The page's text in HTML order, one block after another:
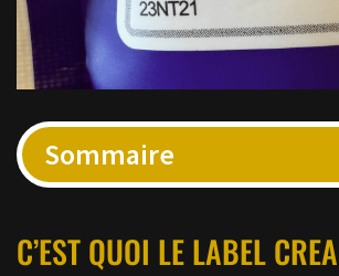
Sommaire
C’EST QUOI LE LABEL